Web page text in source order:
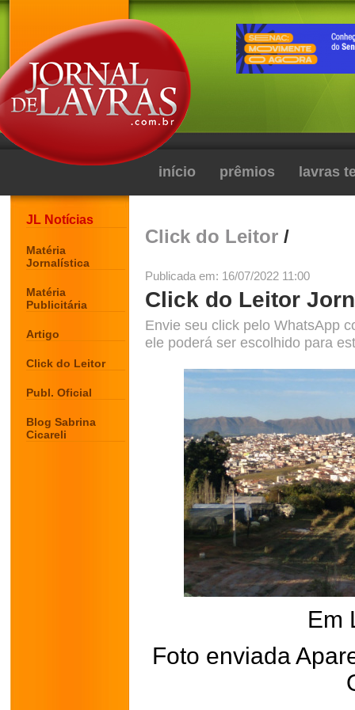
início prêmios lavras
JL Notícias
Matéria
Jornalística
Matéria
Publicitária
Artigo
Click do Leitor
Publ. Oficial
Blog Sabrina
Cicareli
Click do Leitor /
Publicada em: 16/07/2022 11:00
Click do Leitor
Envie seu click pelo WhatsApp
ele poderá ser escolhido para
Em
Foto enviada